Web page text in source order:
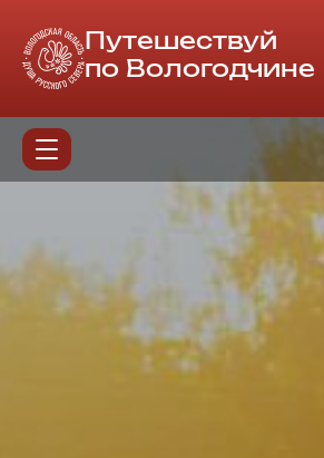
Путешествуй
по Вологодчине